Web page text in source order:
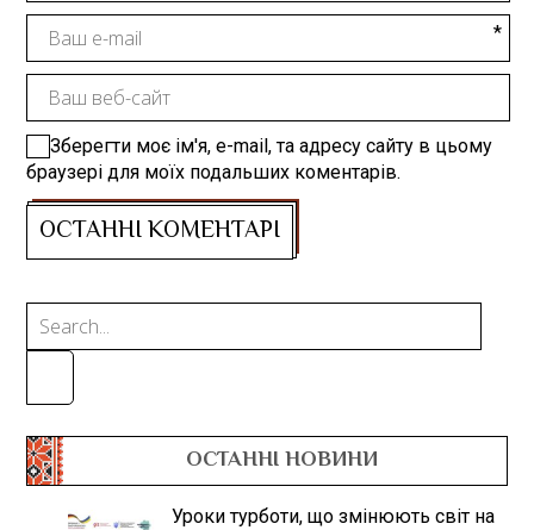
Зберегти моє ім'я, e-mail, та адресу сайту в цьому
браузері для моїх подальших коментарів.
ОСТАННІ НОВИНИ
Уроки турботи, що змінюють світ на